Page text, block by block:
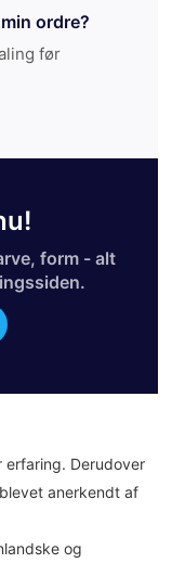
ordre?
før
form - alt
erfaring. Derudover
anerkendt af
og